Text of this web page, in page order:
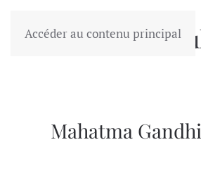
Accéder au contenu principal
Mahatma Gandhi